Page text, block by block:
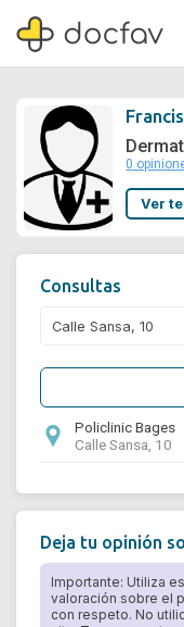
0
Ver
Consultas
Policlinic Bages
Calle Sansa, 10
Deja tu opinión
Importante: Utiliza
valoración sobre el
con respeto. No